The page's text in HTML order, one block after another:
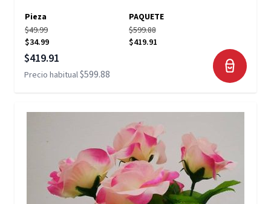
Pieza
PAQUETE
$49.99
$34.99
$599.88
$419.91
Precio especial
$419.91
Precio habitual$599.88